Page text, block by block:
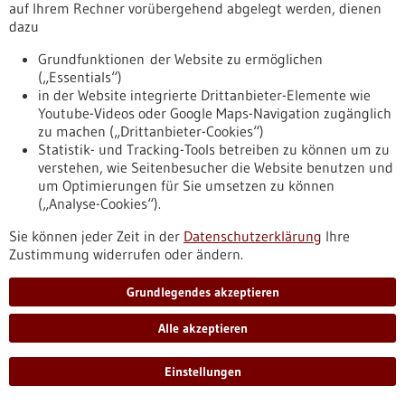
https://www.gesundheitsindustrie-
bw.de/datenbank/foerderungen/horizone-europe
Pressemitteilung - 25.06.2021
Kompetenzzentrum Biointelligenz – nun
stark im Verein
Das seit zwei Jahren aktive Forschungsnetzwerk hat heute
den gemeinnützigen Verein Kompetenzzentrum
Biointelligenz e.V. gegründet. Forschungseinrichtungen aus
dem Stuttgarter Raum wollen damit das Zusammenwachsen
von Natur, Technik und Informationswissenschaft
unterstützen und das Paradigma der Biointelligenz in die
Breite bringen.
https://www.gesundheitsindustrie-
bw.de/fachbeitrag/pm/kompetenzzentrum-biointelligenz-
nun-stark-im-verein
Pressemitteilung - 25.06.2021
auf Ihrem Rechner vorübergehend abgelegt werden, dienen
dazu
Grundfunktionen der Website zu ermöglichen
(„Essentials“)
in der Website integrierte Drittanbieter-Elemente wie
Youtube-Videos oder Google Maps-Navigation zugänglich
zu machen („Drittanbieter-Cookies“)
Statistik- und Tracking-Tools betreiben zu können um zu
verstehen, wie Seitenbesucher die Website benutzen und
um Optimierungen für Sie umsetzen zu können
(„Analyse-Cookies“).
Sie können jeder Zeit in der Datenschutzerklärung Ihre
Zustimmung widerrufen oder ändern.
Grundlegendes akzeptieren
Alle akzeptieren
Einstellungen